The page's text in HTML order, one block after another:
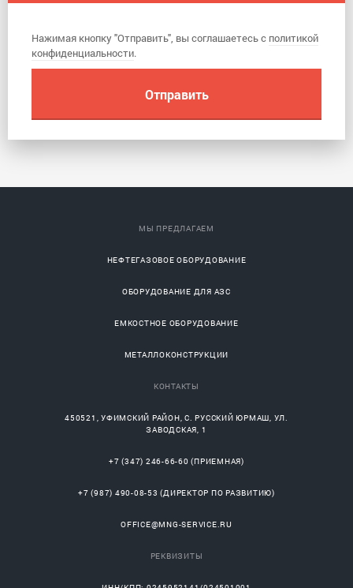
Нажимая кнопку "Отправить", вы соглашаетесь с политикой
конфиденциальности.
МЫ ПРЕДЛАГАЕМ
НЕФТЕГАЗОВОЕ ОБОРУДОВАНИЕ
ОБОРУДОВАНИЕ ДЛЯ АЗС
ЕМКОСТНОЕ ОБОРУДОВАНИЕ
МЕТАЛЛОКОНСТРУКЦИИ
КОНТАКТЫ
450521 ,УФИМСКИЙ РАЙОН, С.РУССКИЙ ЮРМАШ, УЛ.
ЗАВОДСКАЯ, 1
+7 (347) 246-66-60 (ПРИЕМНАЯ)
+7 (987) 490-08-53 (ДИРЕКТОР ПО РАЗВИТИЮ)
OFFICE@MNG-SERVICE.RU
РЕКВИЗИТЫ